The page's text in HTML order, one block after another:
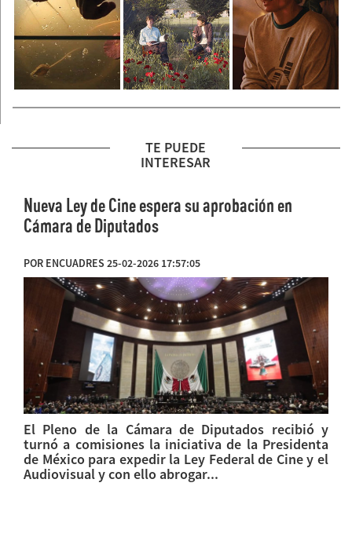
TE PUEDE
INTERESAR
Nueva Ley de Cine espera su aprobación en
Cámara de Diputados
POR ENCUADRES 25-02-2026 17:57:05
El Pleno de la Cámara de Diputados recibió y
turnó a comisiones la iniciativa de la Presidenta
de México para expedir la Ley Federal de Cine y el
Audiovisual y con ello abrogar...